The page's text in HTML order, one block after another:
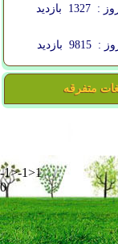
:
1327 بازدید
:
9815 بازدید
متفرقه
-1>-1>1
0